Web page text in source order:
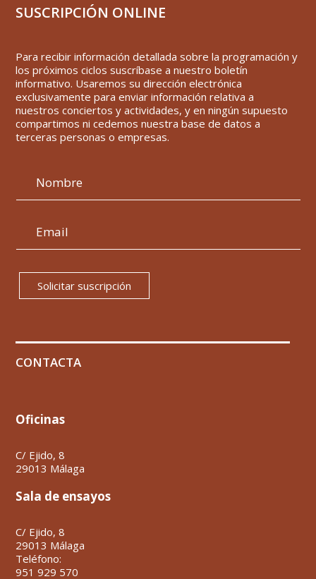
SUSCRIPCIÓN ONLINE
Para recibir información detallada sobre la programación y
los próximos ciclos suscríbase a nuestro boletín
informativo. Usaremos su dirección electrónica
exclusivamente para enviar información relativa a
nuestros conciertos y actividades, y en ningún supuesto
compartimos ni cedemos nuestra base de datos a
terceras personas o empresas.
Solicitar suscripción
CONTACTA
Oficinas
C/ Ejido, 8
29013 Málaga
Sala de ensayos
C/ Ejido, 8
29013 Málaga
Teléfono:
951 929 570